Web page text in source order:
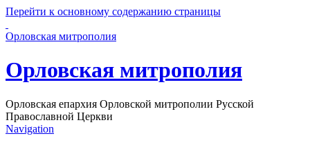
Перейти к основному содержанию страницы
Орловская митрополия
Орловская митрополия
Орловская епархия Орловской митрополии Русской
Православной Церкви
Navigation